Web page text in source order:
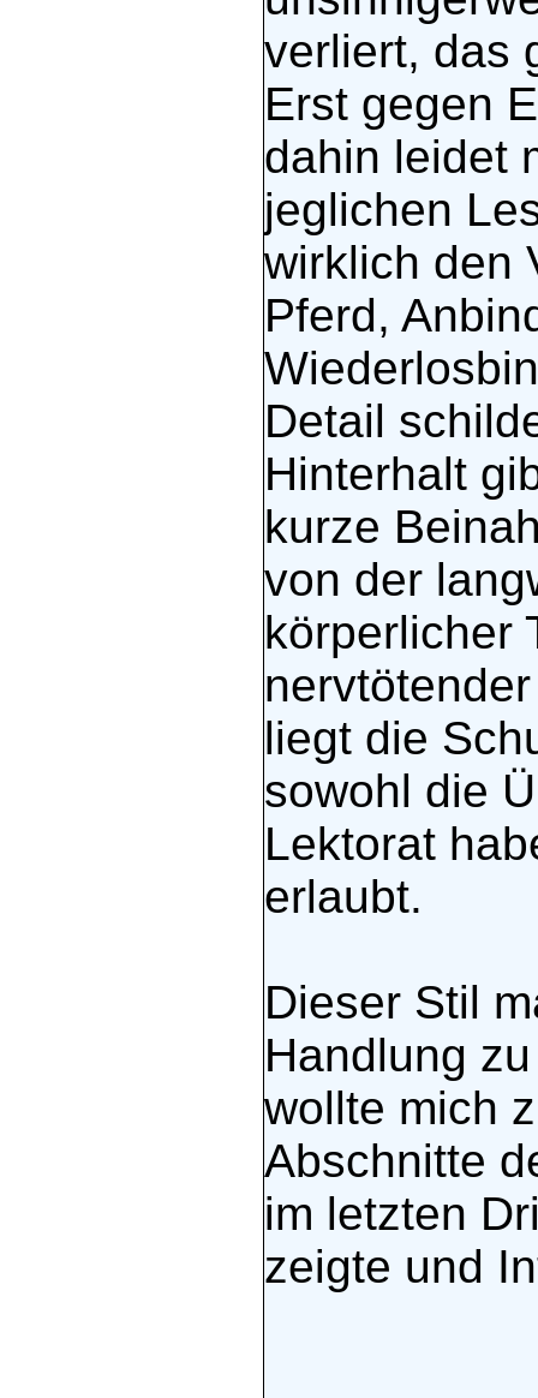
verliert, das
Erst gegen
dahin leidet
jeglichen
wirklich den
Pferd,
Detail
Hinterhalt
kurze
von der
körperlicher
liegt die
sowohl die
Lektorat
erlaubt.
Dieser Stil
Handlung
wollte mich
Abschnitte
im letzten
zeigte und